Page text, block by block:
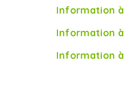
Information à
Information à
Information à